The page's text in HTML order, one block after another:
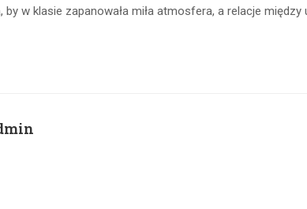
by w klasie zapanowała miła atmosfera, a relacje